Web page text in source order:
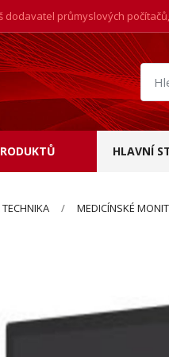
dodavatel průmyslových
HLAVNÍ
MEDICÍNSKÉ